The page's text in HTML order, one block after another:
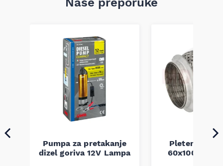
Pumpa za pretakanje
dizel goriva 12V Lampa
Pletenica
60x100